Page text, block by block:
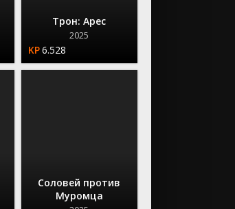
Трон: Арес
2025
6.528
Соловей против
Муромца